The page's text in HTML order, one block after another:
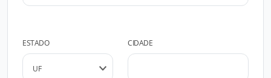
ESTADO CIDADE